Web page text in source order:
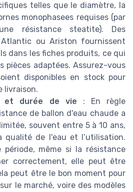
telles que le diamètre, la
monophasees requises (par
résistance steatite). Des
Atlantic ou Ariston fournissent
dans les fiches produits, ce qui
pièces adaptées. Assurez-vous
disponibles en stock pour
livraison.
et durée de vie : En règle
de ballon d'eau chaude a
souvent entre 5 à 10 ans,
de l'eau et l’utilisation.
même si la résistance
correctement, elle peut être
peut être le bon moment pour
le marché, voire des modèles